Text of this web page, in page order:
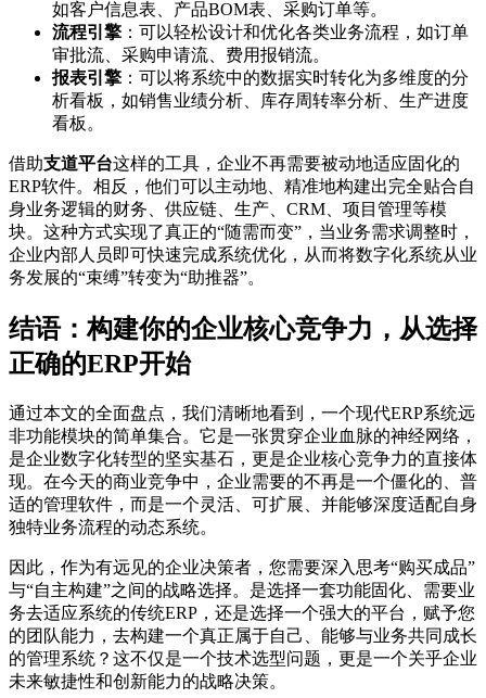
如客户信息表、产品BOM表、采购订单等。
流程引擎 ：可以轻松设计和优化各类业务流程，如订单
审批流、采购申请流、费用报销流。
报表引擎 ：可以将系统中的数据实时转化为多维度的分
析看板，如销售业绩分析、库存周转率分析、生产进度
看板。
借助支道平台这样的工具，企业不再需要被动地适应固化的
ERP软件。相反，他们可以主动地、精准地构建出完全贴合自
身业务逻辑的财务、供应链、生产、CRM、项目管理等模
块。这种方式实现了真正的“随需而变”，当业务需求调整时，
企业内部人员即可快速完成系统优化，从而将数字化系统从业
务发展的“束缚”转变为“助推器”。
结语：构建你的企业核心竞争力，从选择
正确的ERP开始
通过本文的全面盘点，我们清晰地看到，一个现代ERP系统远
非功能模块的简单集合。它是一张贯穿企业血脉的神经网络，
是企业数字化转型的坚实基石，更是企业核心竞争力的直接体
现。在今天的商业竞争中，企业需要的不再是一个僵化的、普
适的管理软件，而是一个灵活、可扩展、并能够深度适配自身
独特业务流程的动态系统。
因此，作为有远见的企业决策者，您需要深入思考“购买成品”
与“自主构建”之间的战略选择。是选择一套功能固化、需要业
务去适应系统的传统ERP，还是选择一个强大的平台，赋予您
的团队能力，去构建一个真正属于自己、能够与业务共同成长
的管理系统？这不仅是一个技术选型问题，更是一个关乎企业
未来敏捷性和创新能力的战略决策。